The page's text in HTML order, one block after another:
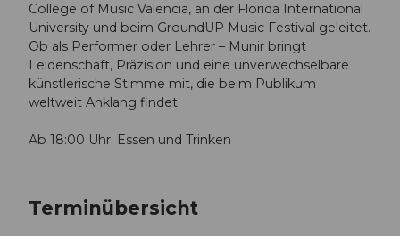
College of Music Valencia, an der Florida International
University und beim GroundUP Music Festival geleitet.
Ob als Performer oder Lehrer – Munir bringt
Leidenschaft, Präzision und eine unverwechselbare
künstlerische Stimme mit, die beim Publikum
weltweit Anklang findet.
Ab 18:00 Uhr: Essen und Trinken
Terminübersicht